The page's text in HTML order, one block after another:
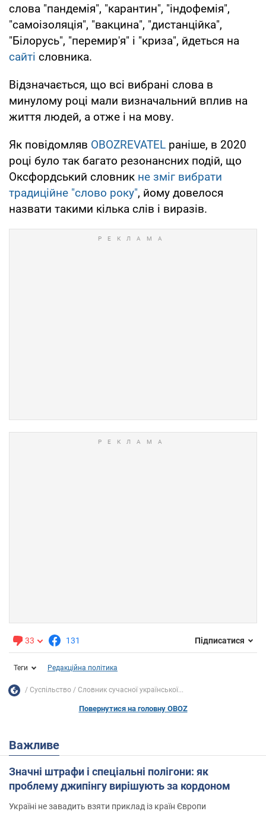
слова "пандемія", "карантин", "індофемія",
"самоізоляція", "вакцина", "дистанційка",
"Білорусь", "перемир'я" і "криза", йдеться на
сайті словника.
Відзначається, що всі вибрані слова в
минулому році мали визначальний вплив на
життя людей, а отже і на мову.
Як повідомляв OBOZREVATEL раніше, в 2020
році було так багато резонансних подій, що
Оксфордський словник не зміг вибрати
традиційне "слово року", йому довелося
назвати такими кілька слів і виразів.
33 131 Підписатися
Теги Редакційна політика
Суспільство Словник сучасної української...
Повернутися на головну OBOZ
Важливе
Значні штрафи і спеціальні полігони: як
проблему джипінгу вирішують за кордоном
Україні не завадить взяти приклад із країн Європи